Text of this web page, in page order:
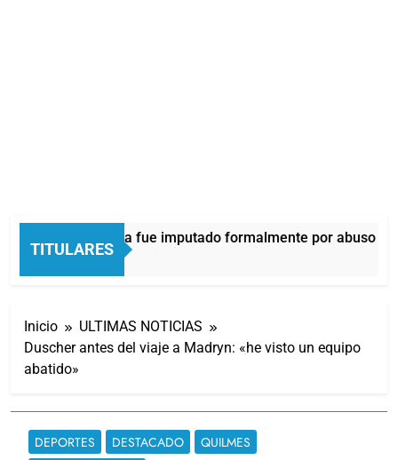
TITULARES
Thiago Medina fue imputado formalmente por abuso
28 Minutos Atrás
Inicio
ULTIMAS NOTICIAS
Duscher antes del viaje a Madryn: «he visto un equipo
abatido»
DEPORTES DESTACADO
QUILMES